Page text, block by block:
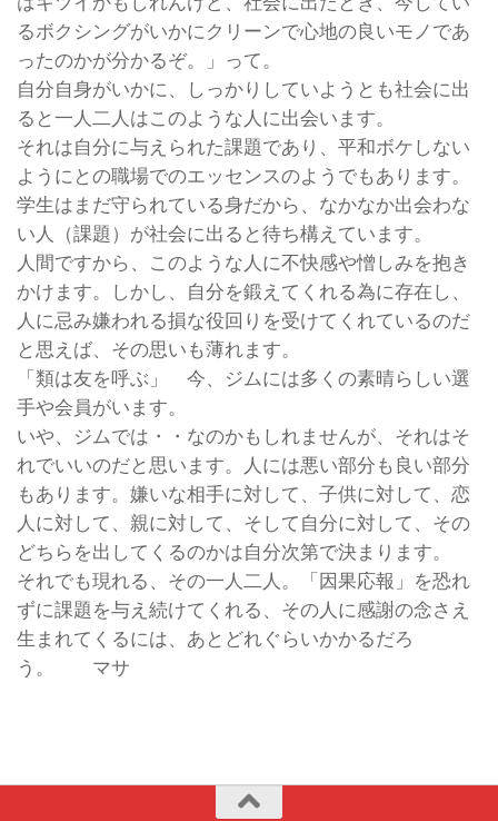
るボクシングがいかにクリーンで心地の良いモノであ
ったのかが分かるぞ。」って。
自分自身がいかに、しっかりしていようとも社会に出
ると一人二人はこのような人に出会います。
それは自分に与えられた課題であり、平和ボケしない
ようにとの職場でのエッセンスのようでもあります。
学生はまだ守られている身だから、なかなか出会わな
い人（課題）が社会に出ると待ち構えています。
人間ですから、このような人に不快感や憎しみを抱き
かけます。しかし、自分を鍛えてくれる為に存在し、
人に忌み嫌われる損な役回りを受けてくれているのだ
と思えば、その思いも薄れます。
「類は友を呼ぶ」 今、ジムには多くの素晴らしい選
手や会員がいます。
いや、ジムでは・・なのかもしれませんが、それはそ
れでいいのだと思います。人には悪い部分も良い部分
もあります。嫌いな相手に対して、子供に対して、恋
人に対して、親に対して、そして自分に対して、その
どちらを出してくるのかは自分次第で決まります。
それでも現れる、その一人二人。「因果応報」を恐れ
ずに課題を与え続けてくれる、その人に感謝の念さえ
生まれてくるには、あとどれぐらいかかるだろ
う。 マサ